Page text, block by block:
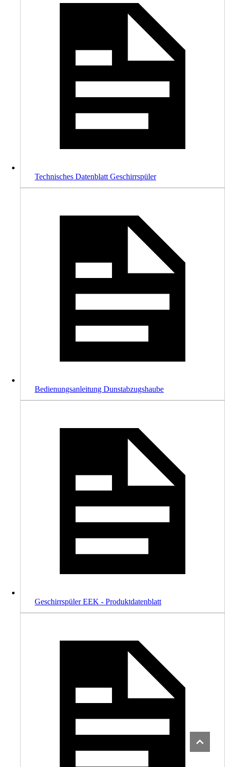
Technisches Datenblatt Geschirrspüler
Bedienungsanleitung Dunstabzugshaube
Geschirrspüler EEK - Produktdatenblatt